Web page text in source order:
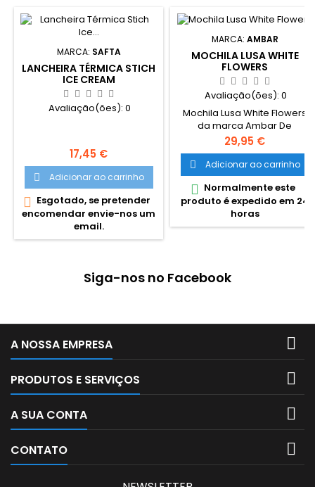
MARCA: SAFTA
LANCHEIRA TÉRMICA STICH
ICE CREAM
Avaliação(ões): 0
Preço
17,45 €
 Adicionar ao carrinho
 Esgotado, se pretender
encomendar envie-nos um
email.
MARCA: AMBAR
MOCHILA LUSA WHITE
FLOWERS
Avaliação(ões): 0
Mochila Lusa White Flowers
da marca Ambar De
excelente qualidade com
alças reforçadas. Ideal para
jovens autênticas inspiradas
nas novas tendências
Preço
29,95 €
 Adicionar ao carrinho
 Normalmente este
produto é expedido em 24
horas
Siga-nos no Facebook
A NOSSA EMPRESA 
PRODUTOS E SERVIÇOS 
A SUA CONTA 
CONTATO 